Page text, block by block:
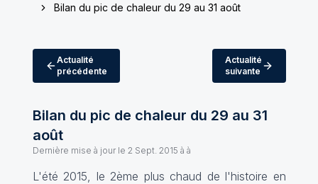
Bilan du pic de chaleur du 29 au 31 août
Actualité
précédente
Actualité
suivante
Bilan du pic de chaleur du 29 au 31
août
Dernière mise à jour le 2 Sept. 2015 à à
L'été 2015, le 2ème plus chaud de l'histoire en